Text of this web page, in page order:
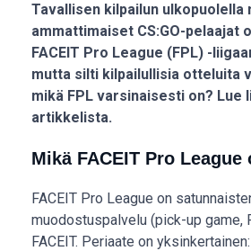
Tavallisen kilpailun ulkopuolella
ammattimaiset CS:GO-pelaajat
FACEIT Pro League (FPL) -
mutta silti kilpailullisia otteluita
mikä FPL varsinaisesti on? Lue
artikkelista.
Mikä FACEIT Pro League
FACEIT Pro League on
muodostuspalvelu (pick-up game,
FACEIT. Periaate on